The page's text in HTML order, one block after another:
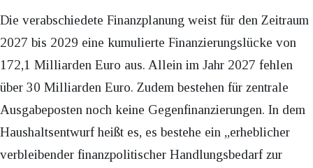
Die verabschiedete Finanzplanung weist für den Zeitraum
2027 bis 2029 eine kumulierte Finanzierungslücke von
172,1 Milliarden Euro aus. Allein im Jahr 2027 fehlen
über 30 Milliarden Euro. Zudem bestehen für zentrale
Ausgabeposten noch keine Gegenfinanzierungen. In dem
Haushaltsentwurf heißt es, es bestehe ein „erheblicher
verbleibender finanzpolitischer Handlungsbedarf zur